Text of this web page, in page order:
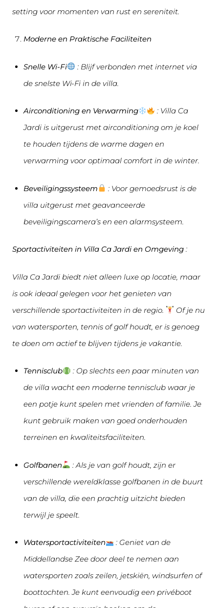
setting voor momenten van rust en sereniteit.
Moderne en Praktische Faciliteiten
Snelle Wi-Fi
: Blijf verbonden met internet via
de snelste Wi-Fi in de villa.
Airconditioning en Verwarming
: Villa Ca
Jardi is uitgerust met airconditioning om je koel
te houden tijdens de warme dagen en
verwarming voor optimaal comfort in de winter.
Beveiligingssysteem
: Voor gemoedsrust is de
villa uitgerust met geavanceerde
beveiligingscamera’s en een alarmsysteem.
Sportactiviteiten in Villa Ca Jardi en Omgeving :
Villa Ca Jardi biedt niet alleen luxe op locatie, maar
is ook ideaal gelegen voor het genieten van
verschillende sportactiviteiten in de regio.
Of je nu
van watersporten, tennis of golf houdt, er is genoeg
te doen om actief te blijven tijdens je vakantie.
Tennisclub
: Op slechts een paar minuten van
de villa wacht een moderne tennisclub waar je
een potje kunt spelen met vrienden of familie. Je
kunt gebruik maken van goed onderhouden
terreinen en kwaliteitsfaciliteiten.
Golfbanen
: Als je van golf houdt, zijn er
verschillende wereldklasse golfbanen in de buurt
van de villa, die een prachtig uitzicht bieden
terwijl je speelt.
Watersportactiviteiten
: Geniet van de
Middellandse Zee door deel te nemen aan
watersporten zoals zeilen, jetskiën, windsurfen of
boottochten. Je kunt eenvoudig een privéboot